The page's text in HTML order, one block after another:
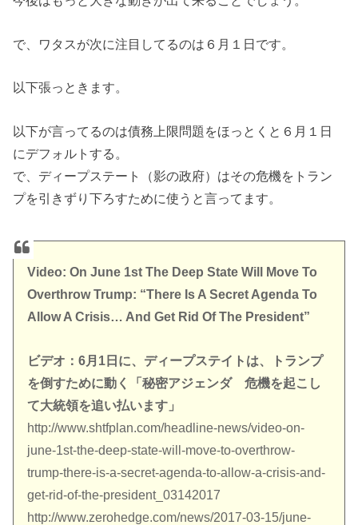
で、ワタスが次に注目してるのは６月１日です。
以下張っときます。
以下が言ってるのは債務上限問題をほっとくと６月１日
にデフォルトする。
で、ディープステート（影の政府）はその危機をトラン
プを引きずり下ろすために使うと言ってます。
Video: On June 1st The Deep State Will Move To
Overthrow Trump: “There Is A Secret Agenda To
Allow A Crisis… And Get Rid Of The President”
ビデオ：6月1日に、ディープステイトは、トランプ
を倒すために動く「秘密アジェンダ 危機を起こし
て大統領を追い払います」
http://www.shtfplan.com/headline-news/video-on-
june-1st-the-deep-state-will-move-to-overthrow-
trump-there-is-a-secret-agenda-to-allow-a-crisis-and-
get-rid-of-the-president_03142017
http://www.zerohedge.com/news/2017-03-15/june-